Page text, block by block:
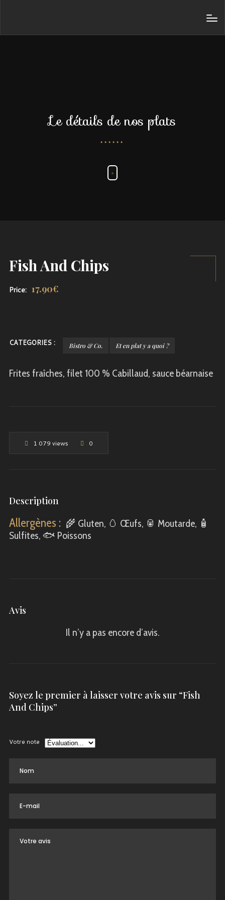
Le détails de nos plats
Fish And Chips
Price: 17.90€
CATEGORIES : Bistro & Co. Et en plat y a quoi ?
Frites fraîches, filet 100 % Cabillaud, sauce béarnaise
1 079 views 0
Description
Allergènes : 🌾 Gluten, 🥚 Œufs, 🥫 Moutarde, 🧴
Sulfites, 🐟 Poissons
Avis
Il n’y a pas encore d’avis.
Soyez le premier à laisser votre avis sur “Fish
And Chips”
Votre note